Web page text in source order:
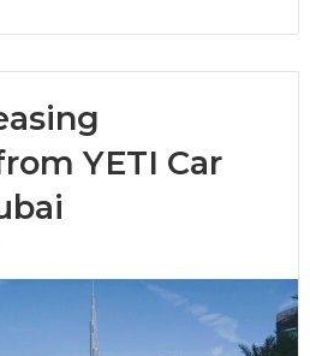
YETI Car